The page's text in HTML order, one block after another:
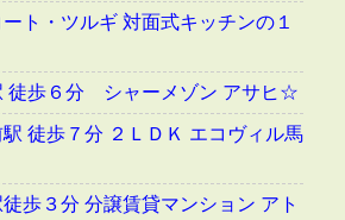
ト・ツルギ 対面式キッチンの１
徒歩６分 シャーメゾン アサヒ☆
徒歩７分 ２ＬＤＫ エコヴィル馬
歩３分 分譲賃貸マンション アト